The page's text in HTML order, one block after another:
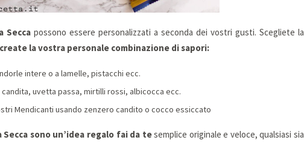
Secca possono essere personalizzati a seconda dei vostri gusti. Scegliete la
create la vostra personale combinazione di sapori:
intere o a lamelle, pistacchi ecc.
uvetta passa, mirtilli rossi, albicocca ecc.
Mendicanti usando zenzero candito o cocco essiccato
sono un’idea regalo fai da tesemplice originale e veloce, qualsiasi sia